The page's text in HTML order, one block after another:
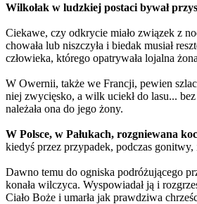
Wilkołak w ludzkiej postaci bywał
Ciekawe, czy odkrycie miało związek z
chowała lub niszczyła i biedak musiał
człowieka, którego opatrywała lojalna
W Owernii, także we Francji, pewien
niej zwycięsko, a wilk uciekł do lasu...
należała ona do jego żony.
W Polsce, w Pałukach, rozgniewana
kiedyś przez przypadek, podczas
Dawno temu do ogniska podróżującego
konała wilczyca. Wyspowiadał ją i
Ciało Boże i umarła jak prawdziwa